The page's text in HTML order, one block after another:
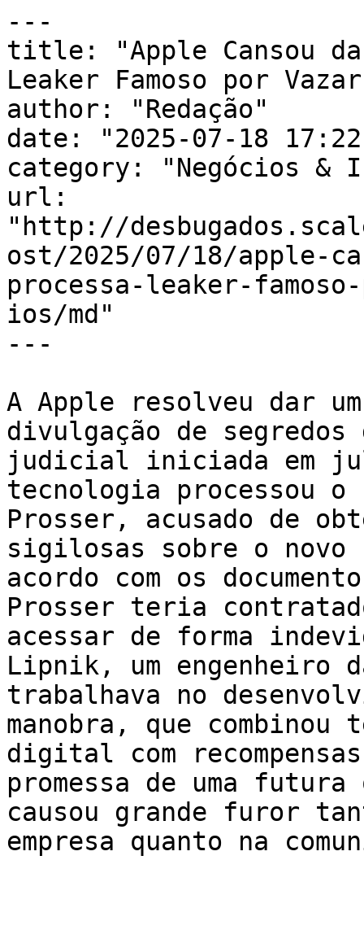
---
title: "Apple Cansou
Leaker Famoso por
author: "Redação"
date: "2025-07-18
category: "Negócios &
url:
"http://
ost/2025/07/18/apple-
processa-leaker-
ios/md"
---
A Apple resolveu dar
divulgação de segredos
judicial iniciada em
tecnologia processou o
Prosser, acusado de
sigilosas sobre o novo
acordo com os
Prosser teria
acessar de forma
Lipnik, um engenheiro
trabalhava no
manobra, que
digital com
promessa de uma
causou grande furor
empresa quanto na